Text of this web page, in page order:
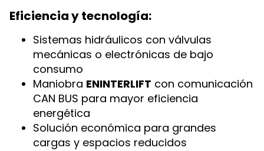
Eficiencia y tecnología:
Sistemas hidráulicos con válvulas
mecánicas o electrónicas de bajo
consumo
Maniobra ENINTERLIFT con comunicación
CAN BUS para mayor eficiencia
energética
Solución económica para grandes
cargas y espacios reducidos